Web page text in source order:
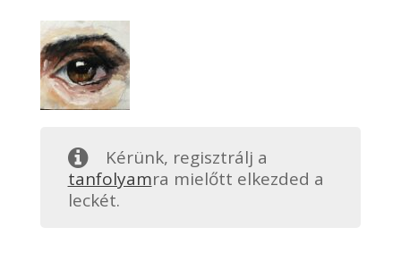
Kérünk, regisztrálj a
tanfolyamra mielőtt elkezded a
leckét.